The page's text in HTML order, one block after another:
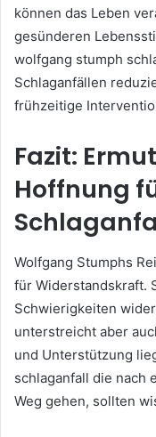
können das Leben
gesünderen
wolfgang stumph
Schlaganfällen
frühzeitige
Fazit:
Hoffnung
Wolfgang Stumphs
für Widerstandskraft.
Schwierigkeiten
unterstreicht aber
und Unterstützung
schlaganfall die nach
Weg gehen, sollten